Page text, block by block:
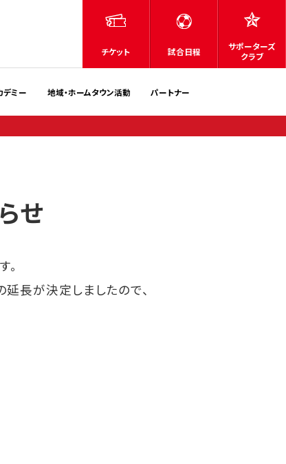
チケット 試合日程
サポーターズ
クラブ
デミー 地域・ホームタウン活動 パートナー
せ
長が決定しましたので、